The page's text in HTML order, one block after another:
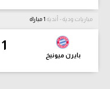
مباريات ودية - أندية
1
بايرن ميونيخ